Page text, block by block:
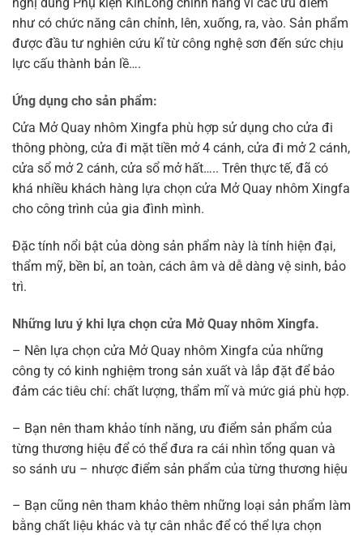
nghị dùng Phụ kiện KinLong chính hãng vì các ưu điểm
như có chức năng cân chỉnh, lên, xuống, ra, vào. Sản phẩm
được đầu tư nghiên cứu kĩ từ công nghệ sơn đến sức chịu
lực cấu thành bản lề….
Ứng dụng cho sản phẩm:
Cửa Mở Quay nhôm Xingfa phù hợp sử dụng cho cửa đi
thông phòng, cửa đi mặt tiền mở 4 cánh, cửa đi mở 2 cánh,
cửa sổ mở 2 cánh, cửa sổ mở hất….. Trên thực tế, đã có
khá nhiều khách hàng lựa chọn cửa Mở Quay nhôm Xingfa
cho công trình của gia đình mình.
Đặc tính nổi bật của dòng sản phẩm này là tính hiện đại,
thẩm mỹ, bền bỉ, an toàn, cách âm và dễ dàng vệ sinh, bảo
trì.
Những lưu ý khi lựa chọn cửa Mở Quay nhôm Xingfa.
– Nên lựa chọn cửa Mở Quay nhôm Xingfa của những
công ty có kinh nghiệm trong sản xuất và lắp đặt để bảo
đảm các tiêu chí: chất lượng, thẩm mĩ và mức giá phù hợp.
– Bạn nên tham khảo tính năng, ưu điểm sản phẩm của
từng thương hiệu để có thể đưa ra cái nhìn tổng quan và
so sánh ưu – nhược điểm sản phẩm của từng thương hiệu
– Bạn cũng nên tham khảo thêm những loại sản phẩm làm
bằng chất liệu khác và tự cân nhắc để có thể lựa chọn